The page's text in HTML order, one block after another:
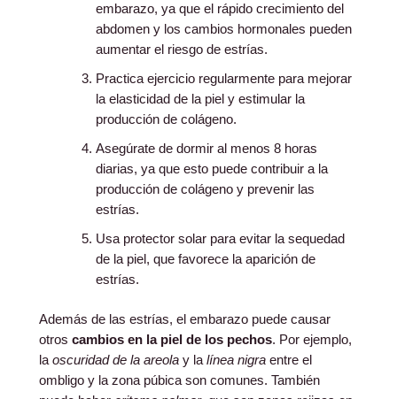
embarazo, ya que el rápido crecimiento del
abdomen y los cambios hormonales pueden
aumentar el riesgo de estrías.
Practica ejercicio regularmente para mejorar
la elasticidad de la piel y estimular la
producción de colágeno.
Asegúrate de dormir al menos 8 horas
diarias, ya que esto puede contribuir a la
producción de colágeno y prevenir las
estrías.
Usa protector solar para evitar la sequedad
de la piel, que favorece la aparición de
estrías.
Además de las estrías, el embarazo puede causar
otros cambios en la piel de los pechos. Por ejemplo,
la oscuridad de la areola y la línea nigra entre el
ombligo y la zona púbica son comunes. También